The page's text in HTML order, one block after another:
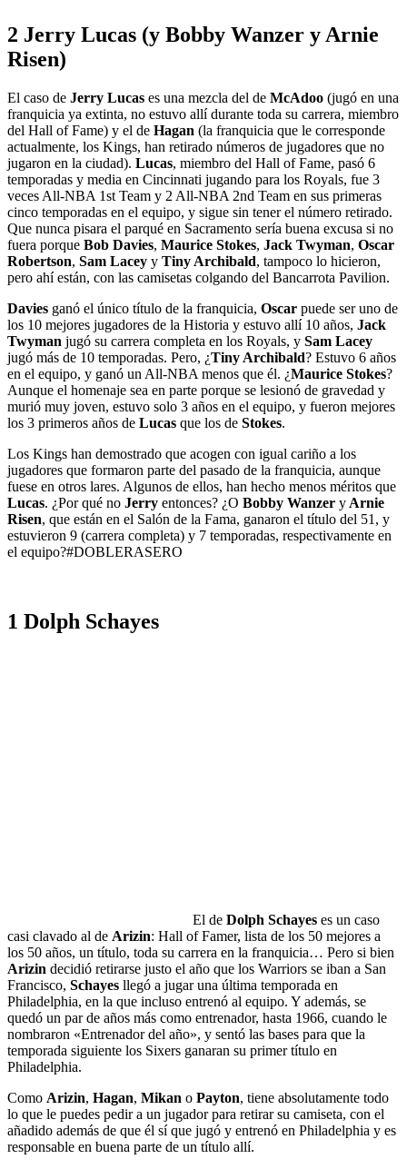
2 Jerry Lucas (y Bobby Wanzer y Arnie
Risen)
El caso de Jerry Lucas es una mezcla del de McAdoo (jugó en una
franquicia ya extinta, no estuvo allí durante toda su carrera, miembro
del Hall of Fame) y el de Hagan (la franquicia que le corresponde
actualmente, los Kings, han retirado números de jugadores que no
jugaron en la ciudad). Lucas, miembro del Hall of Fame, pasó 6
temporadas y media en Cincinnati jugando para los Royals, fue 3
veces All-NBA 1st Team y 2 All-NBA 2nd Team en sus primeras
cinco temporadas en el equipo, y sigue sin tener el número retirado.
Que nunca pisara el parqué en Sacramento sería buena excusa si no
fuera porque Bob Davies, Maurice Stokes, Jack Twyman, Oscar
Robertson, Sam Lacey y Tiny Archibald, tampoco lo hicieron,
pero ahí están, con las camisetas colgando del Bancarrota Pavilion.
Davies ganó el único título de la franquicia, Oscar puede ser uno de
los 10 mejores jugadores de la Historia y estuvo allí 10 años, Jack
Twyman jugó su carrera completa en los Royals, y Sam Lacey
jugó más de 10 temporadas. Pero, ¿Tiny Archibald? Estuvo 6 años
en el equipo, y ganó un All-NBA menos que él. ¿Maurice Stokes?
Aunque el homenaje sea en parte porque se lesionó de gravedad y
murió muy joven, estuvo solo 3 años en el equipo, y fueron mejores
los 3 primeros años de Lucas que los de Stokes.
Los Kings han demostrado que acogen con igual cariño a los
jugadores que formaron parte del pasado de la franquicia, aunque
fuese en otros lares. Algunos de ellos, han hecho menos méritos que
Lucas. ¿Por qué no Jerry entonces? ¿O Bobby Wanzer y Arnie
Risen, que están en el Salón de la Fama, ganaron el título del 51, y
estuvieron 9 (carrera completa) y 7 temporadas, respectivamente en
el equipo?#DOBLERASERO
1 Dolph Schayes
El de Dolph Schayes es un caso
casi clavado al de Arizin: Hall of Famer, lista de los 50 mejores a
los 50 años, un título, toda su carrera en la franquicia… Pero si bien
Arizin decidió retirarse justo el año que los Warriors se iban a San
Francisco, Schayes llegó a jugar una última temporada en
Philadelphia, en la que incluso entrenó al equipo. Y además, se
quedó un par de años más como entrenador, hasta 1966, cuando le
nombraron «Entrenador del año», y sentó las bases para que la
temporada siguiente los Sixers ganaran su primer título en
Philadelphia.
Como Arizin, Hagan, Mikan o Payton, tiene absolutamente todo
lo que le puedes pedir a un jugador para retirar su camiseta, con el
añadido además de que él sí que jugó y entrenó en Philadelphia y es
responsable en buena parte de un título allí.